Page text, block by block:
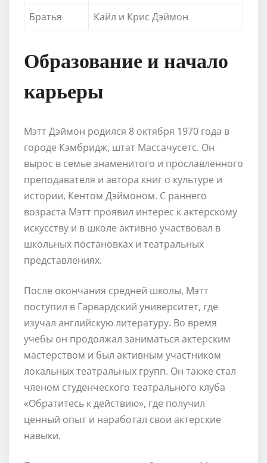
Братья
Кайл и Крис Дэймон
Образование и начало
карьеры
Мэтт Дэймон родился 8 октября 1970 года в
городе Кэмбридж, штат Массачусетс. Он
вырос в семье знаменитого и прославленного
преподавателя и автора книг о культуре и
истории, Кентом Дэймоном. С раннего
возраста Мэтт проявил интерес к актерскому
искусству и в школе активно участвовал в
школьных постановках и театральных
представлениях.
После окончания средней школы, Мэтт
поступил в Гарвардский университет, где
изучал английскую литературу. Во время
учебы он продолжал заниматься актерским
мастерством и был активным участником
локальных театральных групп. Он также стал
членом студенческого театрального клуба
«Обратитесь к действию», где получил
ценный опыт и наработал свои актерские
навыки.